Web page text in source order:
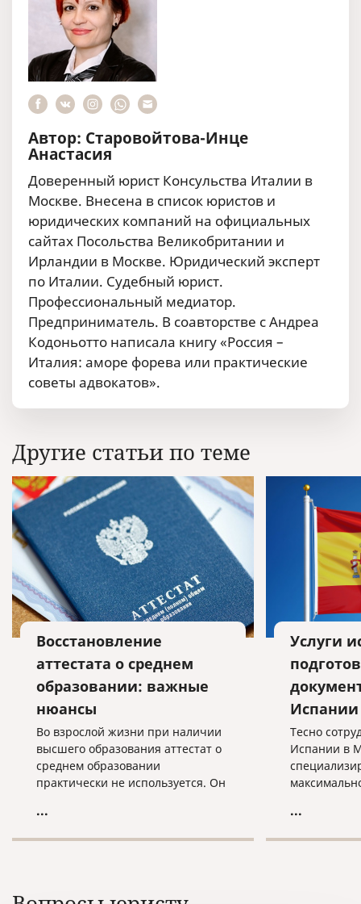
Автор: Старовойтова-Инце
Анастасия
Доверенный юрист Консульства Италии в
Москве. Внесена в список юристов и
юридических компаний на официальных
сайтах Посольства Великобритании и
Ирландии в Москве. Юридический эксперт
по Италии. Судебный юрист.
Профессиональный медиатор.
Предприниматель. В соавторстве с Андреа
Кодоньотто написала книгу «Россия –
Италия: аморе форева или практические
советы адвокатов».
Другие статьи по теме
Восстановление
аттестата о среднем
образовании: важные
нюансы
Во взрослой жизни при наличии
высшего образования аттестат о
среднем образовании
практически не используется. Он
учебное заведение, редко - при
...
Услуги
Испании
Тесно
Испании в
...